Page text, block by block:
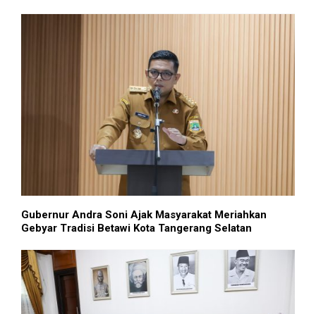
Gubernur Andra Soni Ajak Masyarakat Meriahkan
Gebyar Tradisi Betawi Kota Tangerang Selatan